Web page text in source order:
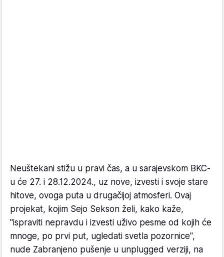
Neuštekani stižu u pravi čas, a u sarajevskom BKC-
u će 27. i 28.12.2024., uz nove, izvesti i svoje stare
hitove, ovoga puta u drugačijoj atmosferi. Ovaj
projekat, kojim Sejo Sekson želi, kako kaže,
"ispraviti nepravdu i izvesti uživo pesme od kojih će
mnoge, po prvi put, ugledati svetla pozornice",
nude Zabranjeno pušenje u unplugged verziji, na